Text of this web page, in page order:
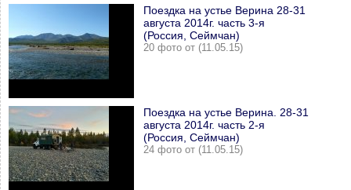
Поездка на устье Верина 28-31
августа 2014г. часть 3-я
(Россия, Сеймчан)
20 фото от (11.05.15)
Поездка на устье Верина. 28-31
августа 2014г. часть 2-я
(Россия, Сеймчан)
24 фото от (11.05.15)